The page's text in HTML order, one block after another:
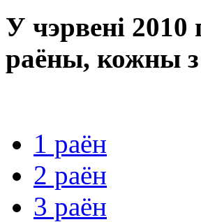
У чэрвені 2010
раёны, кожны з
1 раён
2 раён
3 раён